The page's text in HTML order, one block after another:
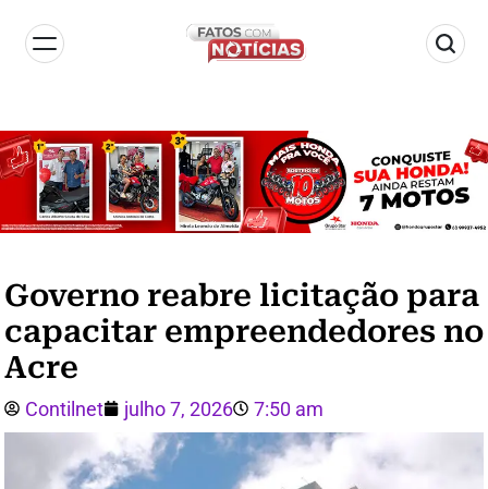
Governo reabre licitação para
capacitar empreendedores no
Acre
Contilnet julho 7, 2026 7:50 am